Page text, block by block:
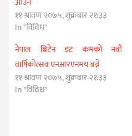
११ श्रावण २०७५, शुक्रबार २१:३३
In "विविध"
नेपाल ब्रिटेन डट कमको नवौं
वार्षिकोत्सव एनआरएनमय बन्ने
११ श्रावण २०७५, शुक्रबार २१:३३
In "विविध"